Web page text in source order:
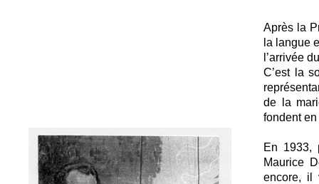
Après la
la langue
l’arrivée
C’est la
de la
fondent
En 1933,
Maurice
encore, il